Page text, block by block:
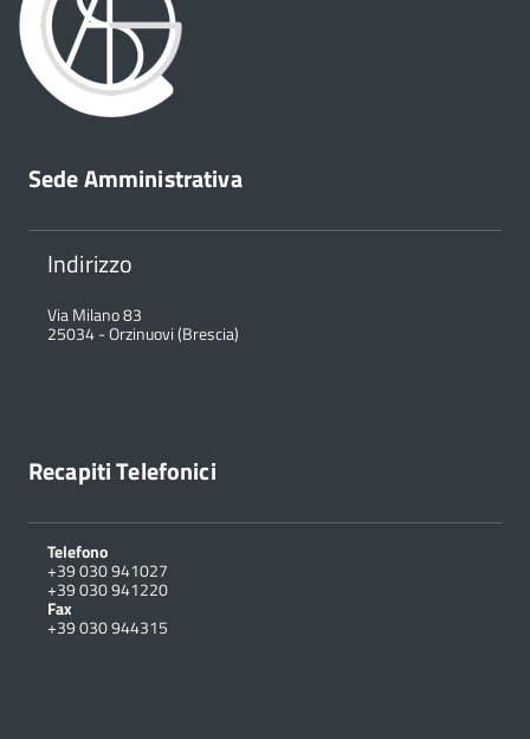
Sede Amministrativa
Indirizzo
Via Milano 83
25034-Orzinuovi (Brescia)
Recapiti Telefonici
Telefono
+39 030 941027
+39 030 941220
Fax
+39 030 944315